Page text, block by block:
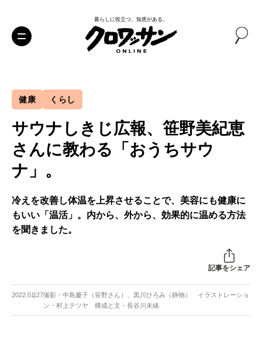
暮らしに役立つ、知恵がある。
健康 くらし
サウナしきじ広報、笹野美紀恵
さんに教わる「おうちサウ
ナ」。
冷えを改善し体温を上昇させることで、美容にも健康に
もいい「温活」。内から、外から、効果的に温める方法
を聞きました。
記事をシェア
2022.01.27撮影・中島慶子（笹野さん）、黒川ひろみ（静物） イラストレーショ
ン・村上テツヤ 構成と文・長谷川未緒